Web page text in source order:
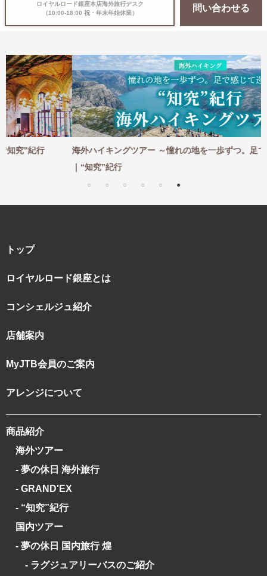
ロイヤルロード銀座本店海外旅行デスク
（10:00-18:00 祝・年末年始休業）
問い合わせる
海外ハイキングツアー ～憧れの地を一歩ずつ。足で感じて巡る～
トップ
ロイヤルロード銀座とは
コンシェルジュ紹介
店舗案内
MyJTB会員のご案内
アレンジについて
商品紹介
海外ツアー
- 夢の休日 海外旅行
- GRAND'EX
- “知究”紀行
国内ツアー
- 夢の休日 国内旅行 煌
- ラグジュアリーバスのご紹介